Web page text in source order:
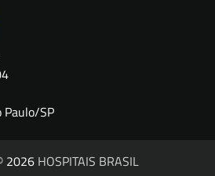
Paulo/SP
2026 HOSPITAIS BRASIL